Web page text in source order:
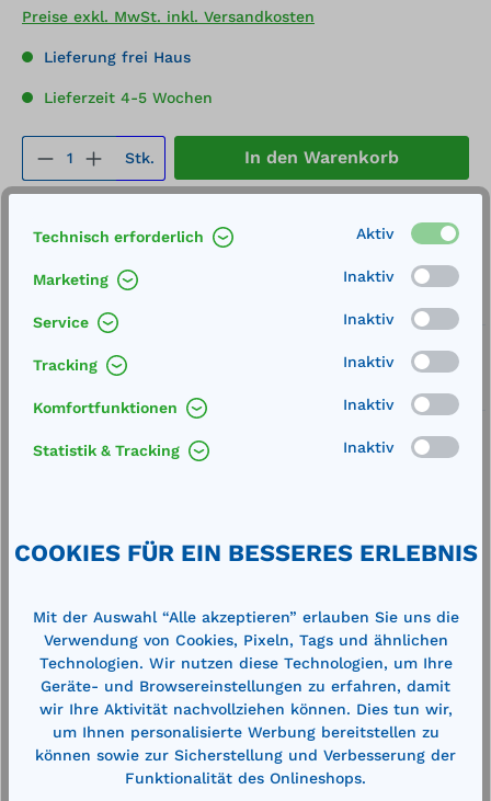
Preise exkl. MwSt. inkl. Versandkosten
Lieferung frei Haus
Lieferzeit 4-5 Wochen
Produkt Anzahl: Gib den
Stk. In den Warenkorb
verzinktes Stahlblech
Technische Daten
Technisch erforderlich Aktiv
Marketing Inaktiv
Service Inaktiv
Tracking Inaktiv
Komfortfunktionen Inaktiv
Statistik & Tracking Inaktiv
COOKIES FÜR EIN BESSERES ERLEBNIS
Mit der Auswahl “Alle akzeptieren” erlauben Sie uns die
Verwendung von Cookies, Pixeln, Tags und ähnlichen
Technologien. Wir nutzen diese Technologien, um Ihre
Geräte- und Browsereinstellungen zu erfahren, damit
wir Ihre Aktivität nachvollziehen können. Dies tun wir,
um Ihnen personalisierte Werbung bereitstellen zu
können sowie zur Sicherstellung und Verbesserung der
Funktionalität des Onlineshops.